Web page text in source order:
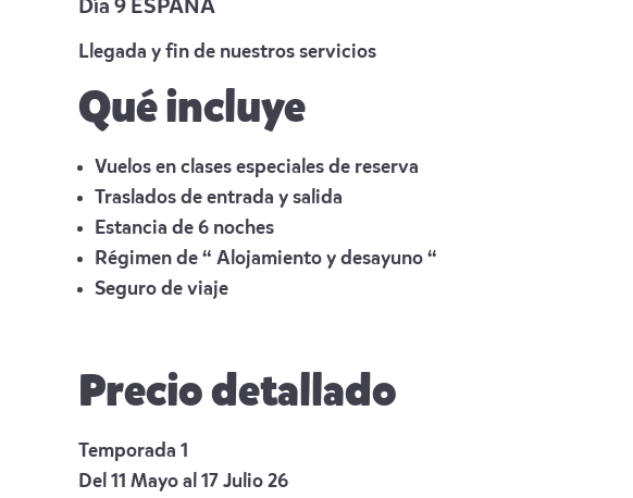
Día 9 ESPAÑA
Llegada y fin de nuestros servicios
Qué incluye
Vuelos en clases especiales de reserva
Traslados de entrada y salida
Estancia de 6 noches
Régimen de “ Alojamiento y desayuno “
Seguro de viaje
Precio detallado
Temporada 1
Del 11 Mayo al 17 Julio 26